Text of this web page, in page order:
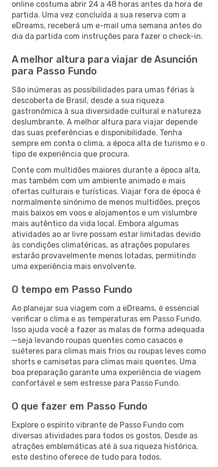
online costuma abrir 24 a 48 horas antes da hora de
partida. Uma vez concluída a sua reserva com a
eDreams, receberá um e-mail uma semana antes do
dia da partida com instruções para fazer o check-in.
A melhor altura para viajar de Asunción
para Passo Fundo
São inúmeras as possibilidades para umas férias à
descoberta de Brasil, desde a sua riqueza
gastronómica à sua diversidade cultural e natureza
deslumbrante. A melhor altura para viajar depende
das suas preferências e disponibilidade. Tenha
sempre em conta o clima, a época alta de turismo e o
tipo de experiência que procura.
Conte com multidões maiores durante a época alta,
mas também com um ambiente animado e mais
ofertas culturais e turísticas. Viajar fora de época é
normalmente sinónimo de menos multidões, preços
mais baixos em voos e alojamentos e um vislumbre
mais autêntico da vida local. Embora algumas
atividades ao ar livre possam estar limitadas devido
às condições climatéricas, as atrações populares
estarão provavelmente menos lotadas, permitindo
uma experiência mais envolvente.
O tempo em Passo Fundo
Ao planejar sua viagem com a eDreams, é essencial
verificar o clima e as temperaturas em Passo Fundo.
Isso ajuda você a fazer as malas de forma adequada
—seja levando roupas quentes como casacos e
suéteres para climas mais frios ou roupas leves como
shorts e camisetas para climas mais quentes. Uma
boa preparação garante uma experiência de viagem
confortável e sem estresse para Passo Fundo.
O que fazer em Passo Fundo
Explore o espírito vibrante de Passo Fundo com
diversas atividades para todos os gostos. Desde as
atrações emblemáticas até à sua riqueza histórica,
este destino oferece de tudo para todos.